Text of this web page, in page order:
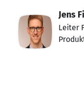
Jens
Leiter